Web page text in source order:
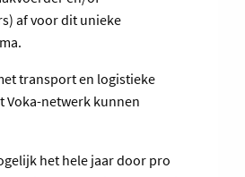
af voor dit unieke
transport en logistieke
Voka-netwerk kunnen
het hele jaar door pro